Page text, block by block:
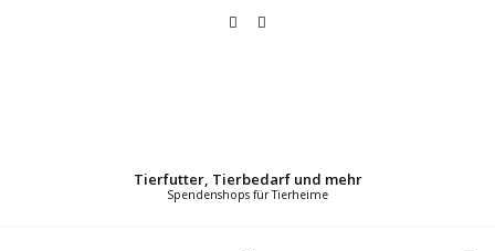
Tierfutter, Tierbedarf und mehr